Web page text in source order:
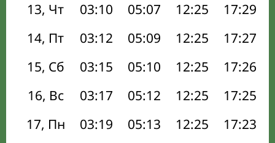
13, Чт
03:10 05:07 12:25 17:29
14, Пт
03:12 05:09 12:25 17:27
15, Сб
03:15 05:10 12:25 17:26
16, Вс
03:17 05:12 12:25 17:25
17, Пн
03:19 05:13 12:25 17:23